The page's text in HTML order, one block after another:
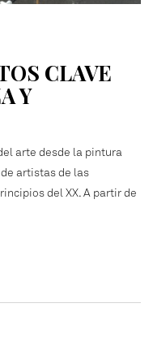
CLAVE
Y
arte desde la pintura
artistas de las
del XX. A partir de